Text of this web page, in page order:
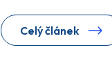
Celý článek